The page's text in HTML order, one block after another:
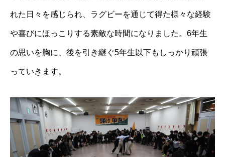
れた日々を感じられ、ラグビーを通じて得た様々な経験
や喜びにほっこりする素敵な時間になりました。6年生
の思いを胸に、後を引き継ぐ5年生以下もしっかり頑張
っていきます。